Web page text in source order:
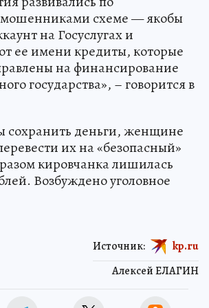
мошенниками схеме — якобы
на Госуслугах и
ее имени кредиты, которые
на финансирование
государства», – говорится в
сохранить деньги, женщине
их на «безопасный»
кировчанка лишилась
Возбуждено уголовное
Алексей ЕЛАГИН
Источник: kp.ru